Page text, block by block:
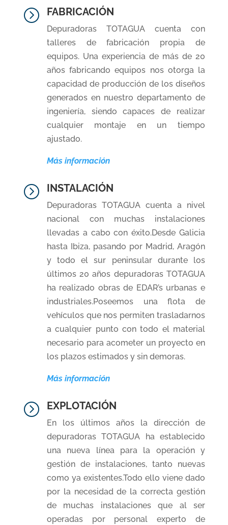
= FABRICACIÓN
Depuradoras TOTAGUA cuenta con
talleres de fabricación propia de
equipos. Una experiencia de más de 20
años fabricando equipos nos otorga la
capacidad de producción de los diseños
generados en nuestro departamento de
ingeniería, siendo capaces de realizar
cualquier montaje en un tiempo
ajustado.
Más información
= INSTALACIÓN
Depuradoras TOTAGUA cuenta a nivel
nacional con muchas instalaciones
llevadas a cabo con éxito.Desde Galicia
hasta Ibiza, pasando por Madrid, Aragón
y todo el sur peninsular durante los
últimos 20 años depuradoras TOTAGUA
ha realizado obras de EDAR’s urbanas e
industriales.Poseemos una flota de
vehículos que nos permiten trasladarnos
a cualquier punto con todo el material
necesario para acometer un proyecto en
los plazos estimados y sin demoras.
Más información
= EXPLOTACIÓN
En los últimos años la dirección de
depuradoras TOTAGUA ha establecido
una nueva línea para la operación y
gestión de instalaciones, tanto nuevas
como ya existentes.Todo ello viene dado
por la necesidad de la correcta gestión
de muchas instalaciones que al ser
operadas por personal experto de